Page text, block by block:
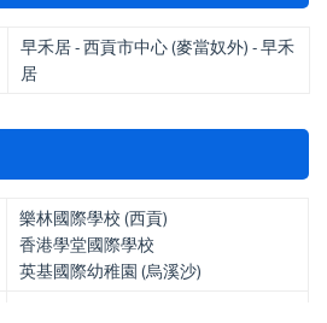
早禾居 - 西貢市中心 (麥當奴外) - 早禾
居
樂林國際學校 (西貢)
香港學堂國際學校
英基國際幼稚園 (烏溪沙)